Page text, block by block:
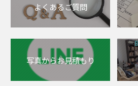
よくあるご質問
写真からお見積もり